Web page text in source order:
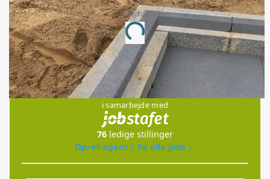
Annonce
Loading...
Jobs
i samarbejde med
76 ledige stillinger
Opret agent
Se alle jobs